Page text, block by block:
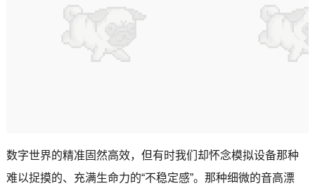
数字世界的精准固然高效，但有时我们却怀念模拟设备那种
难以捉摸的、充满生命力的“不稳定感”。那种细微的音高漂